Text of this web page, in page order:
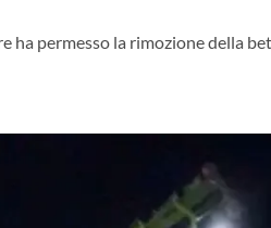
permesso la rimozione della